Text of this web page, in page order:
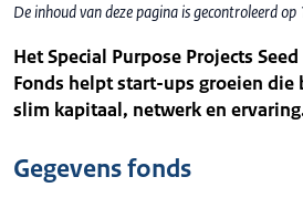
De inhoud van deze pagina is gecontroleerd
Het Special Purpose Projects
Fonds helpt start-ups groeien die
slim kapitaal, netwerk en
Gegevens fonds